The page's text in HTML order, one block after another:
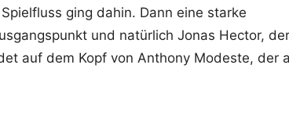
ging dahin. Dann eine starke
und natürlich Jonas Hector, der
auf dem Kopf von Anthony Modeste, der